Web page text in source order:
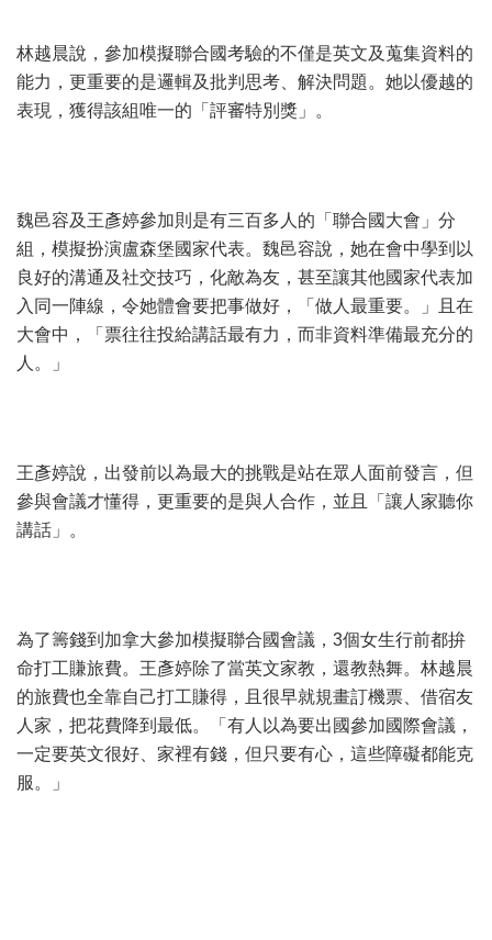
林越晨說，參加模擬聯合國考驗的不僅是英文及蒐集資料的
能力，更重要的是邏輯及批判思考、解決問題。她以優越的
表現，獲得該組唯一的「評審特別獎」。
魏邑容及王彥婷參加則是有三百多人的「聯合國大會」分
組，模擬扮演盧森堡國家代表。魏邑容說，她在會中學到以
良好的溝通及社交技巧，化敵為友，甚至讓其他國家代表加
入同一陣線，令她體會要把事做好，「做人最重要。」且在
大會中，「票往往投給講話最有力，而非資料準備最充分的
人。」
王彥婷說，出發前以為最大的挑戰是站在眾人面前發言，但
參與會議才懂得，更重要的是與人合作，並且「讓人家聽你
講話」。
為了籌錢到加拿大參加模擬聯合國會議，3個女生行前都拚
命打工賺旅費。王彥婷除了當英文家教，還教熱舞。林越晨
的旅費也全靠自己打工賺得，且很早就規畫訂機票、借宿友
人家，把花費降到最低。「有人以為要出國參加國際會議，
一定要英文很好、家裡有錢，但只要有心，這些障礙都能克
服。」